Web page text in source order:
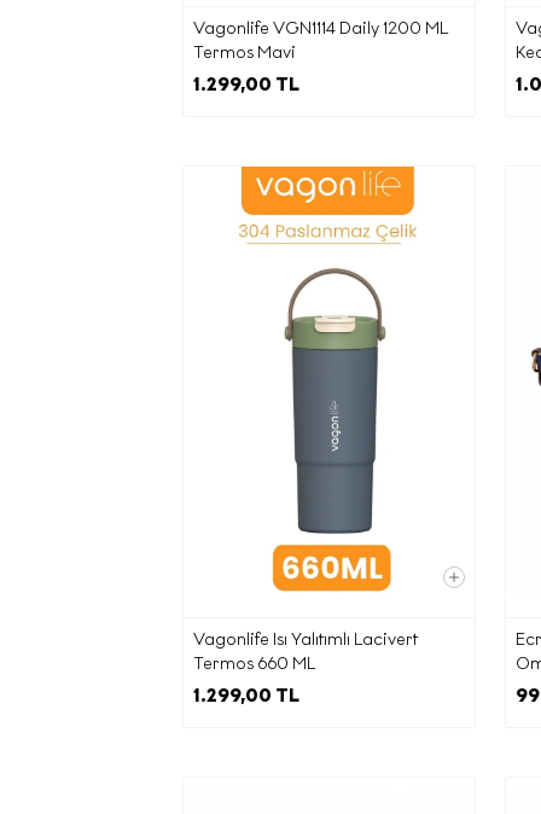
Vagonlife VGN1114 Daily 1200 ML
Termos Mavi
1.299,00 TL
Vagonlife Isı Yalıtımlı Lacivert
Termos 660 ML
1.299,00 TL
ilgili
talep